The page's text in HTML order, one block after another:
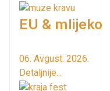
EU & mlijeko
06. Avgust. 2026.
Detaljnije...